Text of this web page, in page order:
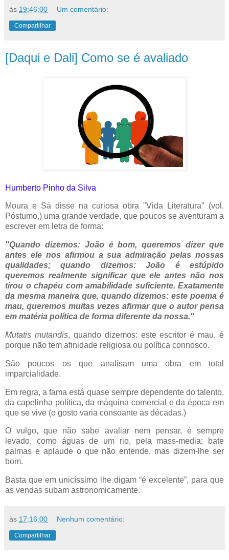
às 19:46:00 Um comentário:
Compartilhar
[Daqui e Dali] Como se é avaliado
Humberto Pinho da Silva
Moura e Sá disse na curiosa obra "Vida Literatura" (vol.
Póstumo,) uma grande verdade, que poucos se aventuram a
escrever em letra de forma:
"Quando dizemos: João é bom, queremos dizer que
antes ele nos afirmou a sua admiração pelas nossas
qualidades; quando dizemos: João é estúpido
queremos realmente significar que ele antes não nos
tirou o chapéu com amabilidade suficiente. Exatamente
da mesma maneira que, quando dizemos: este poema é
mau, queremos muitas vezes afirmar que o autor pensa
em matéria política de forma diferente da nossa."
Mutatis mutandis, quando dizemos: este escritor é mau, é
porque não tem afinidade religiosa ou política connosco.
São poucos os que analisam uma obra em total
imparcialidade.
Em regra, a fama está quase sempre dependente do talento,
da capelinha política, da máquina comercial e da época em
que se vive (o gosto varia consoante as décadas.)
O vulgo, que não sabe avaliar nem pensar, é sempre
levado, como águas de um rio, pela mass-media; bate
palmas e aplaude o que não entende, mas dizem-lhe ser
bom.
Basta que em unicíssimo lhe digam “é excelente”, para que
as vendas subam astronomicamente.
às 17:16:00 Nenhum comentário:
Compartilhar